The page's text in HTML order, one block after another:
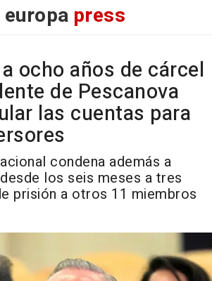
europa press
ocho años de cárcel
de Pescanova
las cuentas para
condena además a
los seis meses a tres
prisión a otros 11 miembros